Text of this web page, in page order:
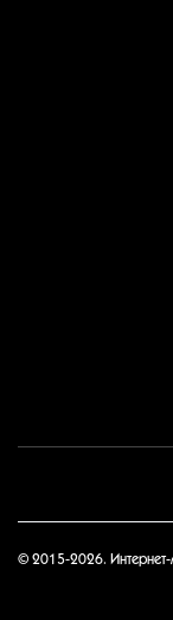
© 2015-2026. Интернет-